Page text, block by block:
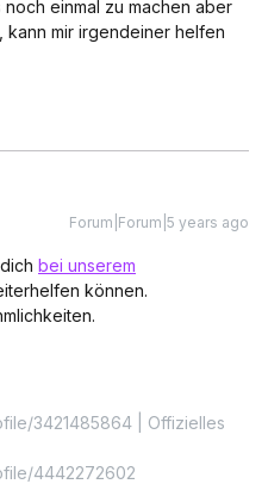
einmal zu machen aber
mir irgendeiner helfen
Forum|Forum|5 years ago
bei unserem
können.
3421485864 | Offizielles
4442272602